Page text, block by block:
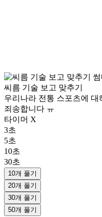
씨름 기술 보고 맞추기
우리나라 전통 스포츠에
죄송합니다 ㅠ
타이머 X
3초
5초
10초
30초
10개 풀기
20개 풀기
30개 풀기
50개 풀기